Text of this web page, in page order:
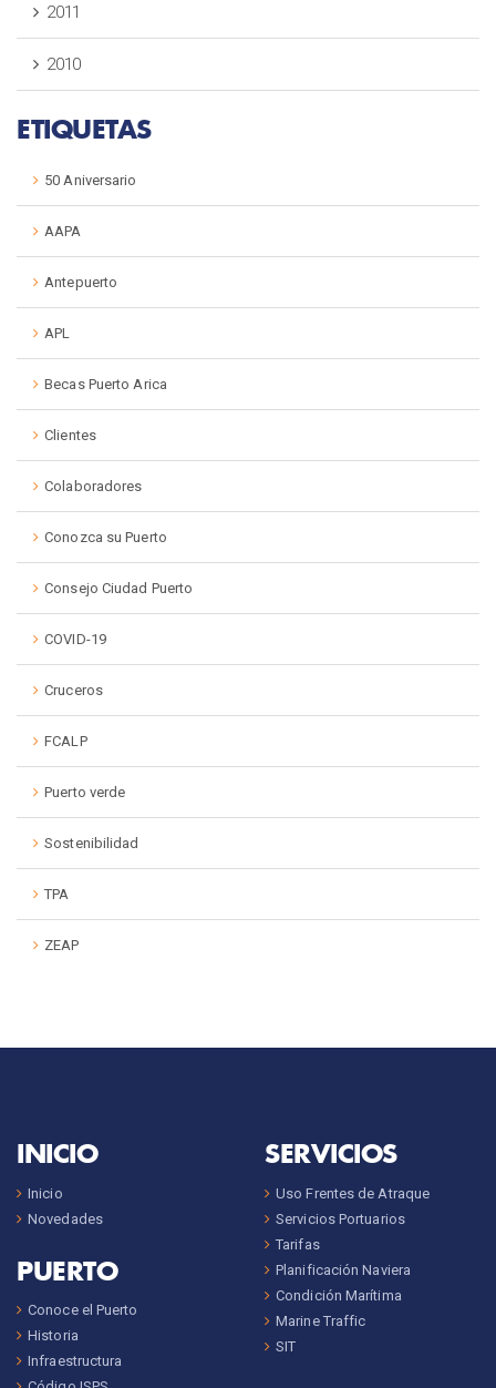
2011
2010
ETIQUETAS
50 Aniversario
AAPA
Antepuerto
APL
Becas Puerto Arica
Clientes
Colaboradores
Conozca su Puerto
Consejo Ciudad Puerto
COVID-19
Cruceros
FCALP
Puerto verde
Sostenibilidad
TPA
ZEAP
INICIO
Inicio
Novedades
PUERTO
Conoce el Puerto
Historia
Infraestructura
SERVICIOS
Uso Frentes de Atraque
Servicios Portuarios
Tarifas
Planificación Naviera
Condición Marítima
Marine Traffic
SIT